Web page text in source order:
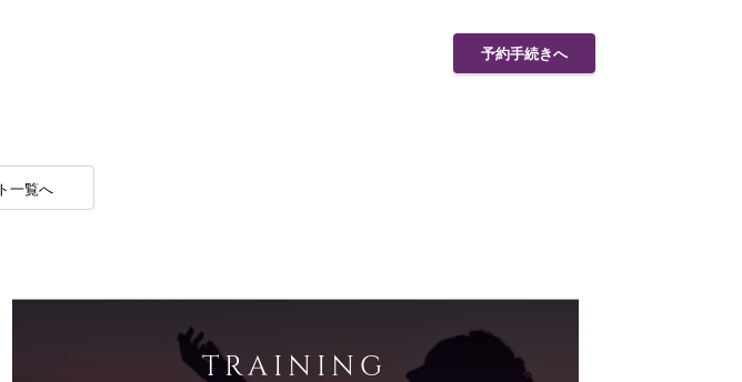
予約手続きへ
一覧へ
TRAINING